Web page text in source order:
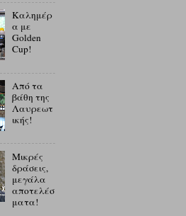
Καλημέρ
α με
Golden
Cup!
Από τα
βάθη της
Λαυρεωτ
ικής!
Μικρές
δράσεις,
μεγάλα
αποτελέσ
ματα!